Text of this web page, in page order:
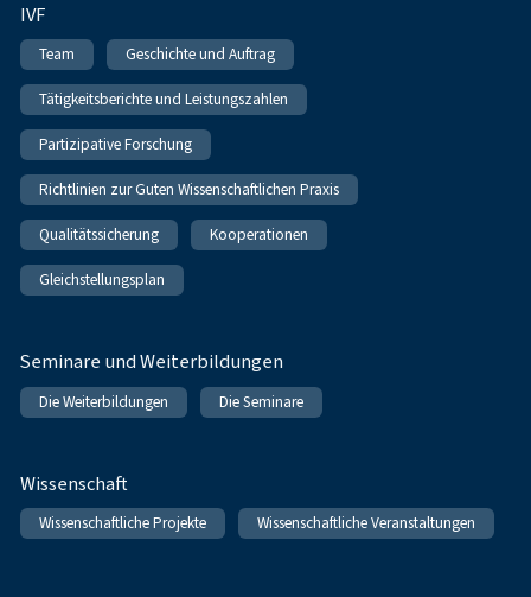
IVF
Team Geschichte und Auftrag
Tätigkeitsberichte und Leistungszahlen
Partizipative Forschung
Richtlinien zur Guten Wissenschaftlichen Praxis
Qualitätssicherung Kooperationen
Gleichstellungsplan
Seminare und Weiterbildungen
Die Weiterbildungen Die Seminare
Wissenschaft
Wissenschaftliche Projekte Wissenschaftliche Veranstaltungen